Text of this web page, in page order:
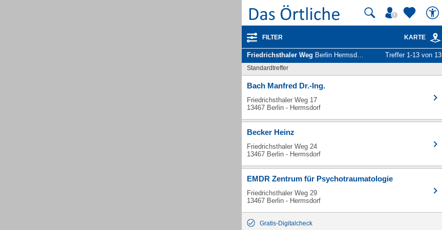
FILTER KARTE
Friedrichsthaler Weg Berlin Hermsdorf - Unternehmen und Personen Treffer 1-13 von 13
Standardtreffer
Bach Manfred Dr.-Ing.
Friedrichsthaler Weg 17
13467 Berlin - Hermsdorf
Becker Heinz
Friedrichsthaler Weg 24
13467 Berlin - Hermsdorf
EMDR Zentrum für Psychotraumatologie
Friedrichsthaler Weg 29
13467 Berlin - Hermsdorf
Gratis-Digitalcheck